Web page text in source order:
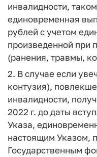
инвалидности,
единовременная
рублей с учетом
произведенной при
(ранения, травмы,
2. В случае если
контузия),
инвалидности,
2022 г. до даты
Указа,
настоящим Указом,
Государственным